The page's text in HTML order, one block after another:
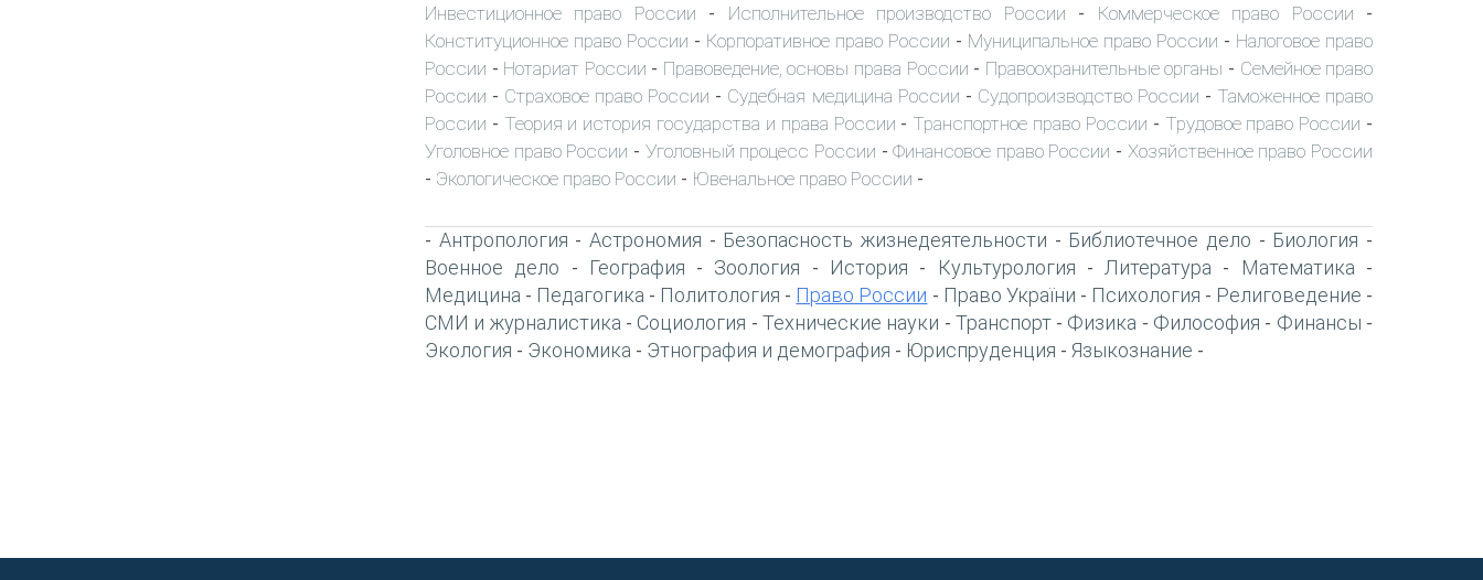
Инвестиционное право России - Исполнительное производство России - Коммерческое право России -
Конституционное право России - Корпоративное право России - Муниципальное право России - Налоговое право
России - Нотариат России - Правоведение, основы права России - Правоохранительные органы - Семейное право
России - Страховое право России - Судебная медицина России - Судопроизводство России - Таможенное право
России - Теория и история государства и права России - Транспортное право России - Трудовое право России -
Уголовное право России - Уголовный процесс России -Финансовое право России - Хозяйственное право России
- Экологическое право России - Ювенальное право России -
- Антропология -Астрономия - Безопасность жизнедеятельности - Библиотечное дело - Биология -
Военное дело - География - Зоология - История - Культурология - Литература - Математика -
Медицина - Педагогика - Политология - Право России - Право України - Психология - Религоведение -
СМИ и журналистика - Социология - Технические науки - Транспорт- Физика - Философия - Финансы -
Экология - Экономика - Этнография и демография - Юриспруденция - Языкознание -